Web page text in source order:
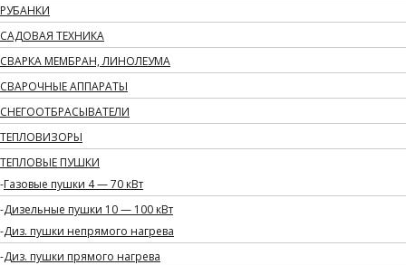
РУБАНКИ
САДОВАЯ ТЕХНИКА
СВАРКА МЕМБРАН, ЛИНОЛЕУМА
СВАРОЧНЫЕ АППАРАТЫ
СНЕГООТБРАСЫВАТЕЛИ
ТЕПЛОВИЗОРЫ
ТЕПЛОВЫЕ ПУШКИ
Газовые пушки 4 — 70 кВт
Дизельные пушки 10 — 100 кВт
Диз. пушки непрямого нагрева
Диз. пушки прямого нагрева